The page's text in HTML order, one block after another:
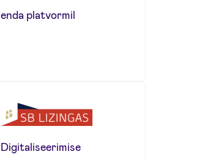
enda platvormil
Digitaliseerimise